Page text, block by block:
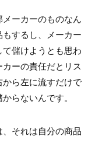
ーカーのものなん
するし、メーカー
儲けようとも思わ
ーの責任だとリス
ら左に流すだけで
らないんです。
それは自分の商品